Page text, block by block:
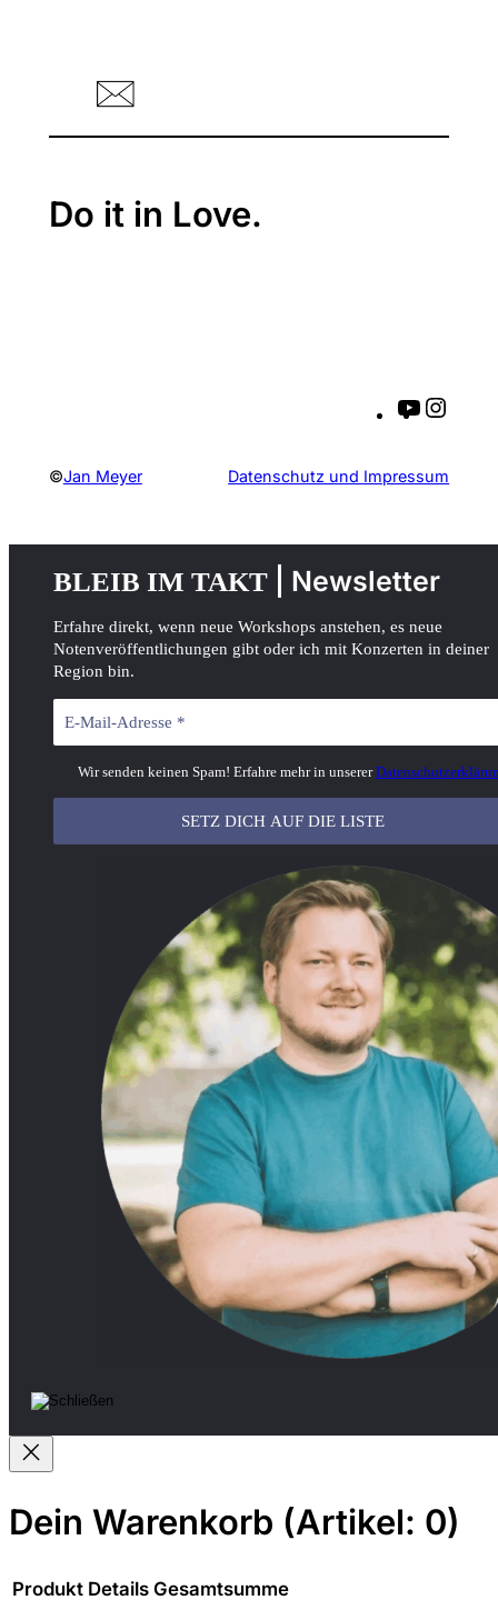
Do it in Love.
Y
b
e
g
m
©Jan Meyer Datenschutz und Impressum
BLEIB IM TAKT | Newsletter
Erfahre direkt, wenn neue Workshops anstehen, es neue
Notenveröffentlichungen gibt oder ich mit Konzerten in deiner
Region bin.
Wir senden keinen Spam! Erfahre mehr in unserer
Dein Warenkorb (Artikel: 0)
Produkt Details Gesamtsumme